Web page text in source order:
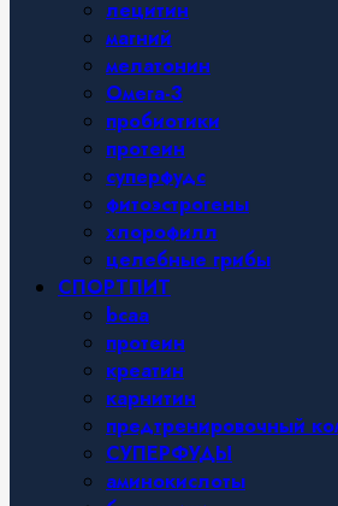
лецитин
магний
мелатонин
Омега-3
пробиотики
протеин
суперфудс
фитоэстрогены
хлорофилл
целебные грибы
СПОРТПИТ
bcaa
протеин
креатин
карнитин
предтренировочный
СУПЕРФУДЫ
аминокислоты